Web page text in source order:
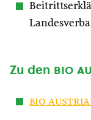
Zu den bio
bio austria